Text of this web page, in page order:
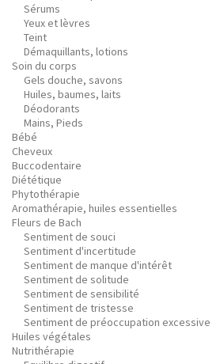
Sérums
Yeux et lèvres
Teint
Démaquillants, lotions
Soin du corps
Gels douche, savons
Huiles, baumes, laits
Déodorants
Mains, Pieds
Bébé
Cheveux
Buccodentaire
Diététique
Phytothérapie
Aromathérapie, huiles essentielles
Fleurs de Bach
Sentiment de souci
Sentiment d'incertitude
Sentiment de manque d'intérêt
Sentiment de solitude
Sentiment de sensibilité
Sentiment de tristesse
Sentiment de préoccupation excessive
Huiles végétales
Nutrithérapie